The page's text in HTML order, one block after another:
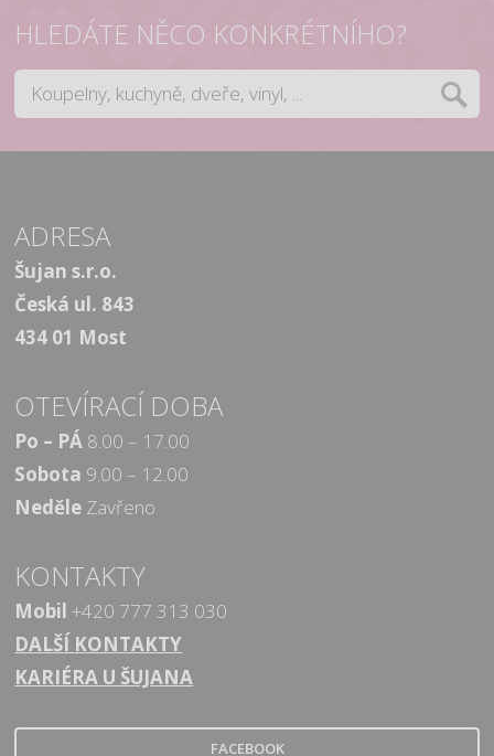
HLEDÁTE NĚCO KONKRÉTNÍHO?
ADRESA
Šujan s.r.o.
Česká ul. 843
434 01 Most
OTEVÍRACÍ DOBA
Po – PÁ 8.00 – 17.00
Sobota 9.00 – 12.00
Neděle Zavřeno
KONTAKTY
Mobil +420 777 313 030
DALŠÍ KONTAKTY
KARIÉRA U ŠUJANA
FACEBOOK